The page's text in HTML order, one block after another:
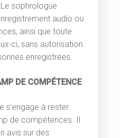
sophrologue
audio ou
ainsi que toute
ci, sans autorisation
enregistrées.
DE COMPÉTENCE
s’engage à rester
de compétences. Il
avis sur des